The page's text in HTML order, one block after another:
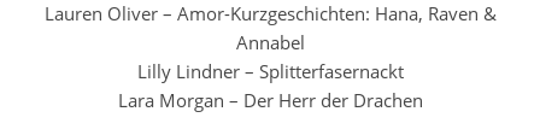
Lauren Oliver – Amor-Kurzgeschichten: Hana, Raven &
Annabel
Lilly Lindner – Splitterfasernackt
Lara Morgan – Der Herr der Drachen